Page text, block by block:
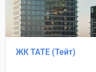
ЖК TATE (Тейт)